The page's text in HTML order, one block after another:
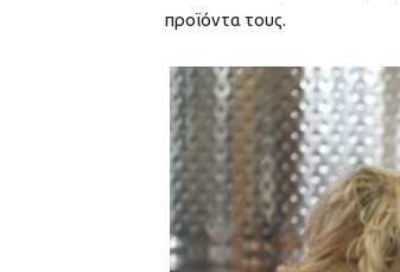
προϊόντα τους.